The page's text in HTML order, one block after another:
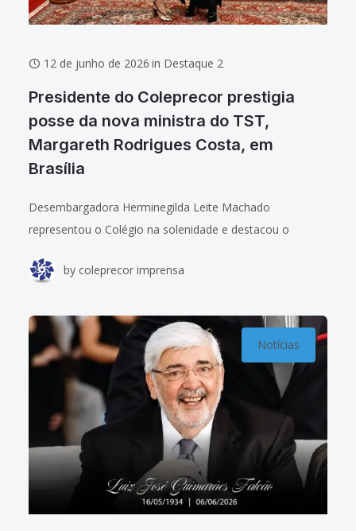
12 de junho de 2026 in Destaque 2
Presidente do Coleprecor prestigia
posse da nova ministra do TST,
Margareth Rodrigues Costa, em
Brasília
Desembargadora Herminegilda Leite Machado
representou o Colégio na solenidade e destacou o
Tribunais Superiores A presidente do Colégio de
by coleprecor imprensa
Notícias